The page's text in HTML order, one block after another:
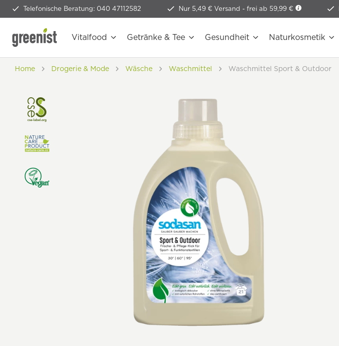
Telefonische Beratung: 040 47112582 Nur 5,49 € Versand - frei ab 59,99 €
Vitalfood Getränke & Tee Gesundheit Naturkosmetik
Home Drogerie & Mode Wäsche Waschmittel Waschmittel Sport & Outdoor